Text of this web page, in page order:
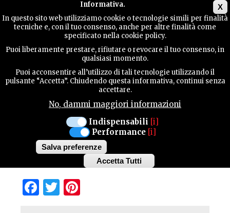
X
Informativa.
In questo sito web utilizziamo cookie o tecnologie simili per finalità
tecniche e, con il tuo consenso, anche per altre finalità come
specificato nella cookie policy.
Puoi liberamente prestare, rifiutare o revocare il tuo consenso, in
qualsiasi momento.
Puoi acconsentire all’utilizzo di tali tecnologie utilizzando il
pulsante “Accetta”. Chiudendo questa informativa, continui senza
accettare.
No, dammi maggiori informazioni
Indispensabili [i]
Performance [i]
Salva preferenze
Accetta Tutti
Withdraw
TERRITORY
CONTACTS
VILLA BEDIN
Villa Bedin is set in Fontanafredda, 43 km from
Treviso and 48 km from Caorle. Guests can
Facebook
Twitter